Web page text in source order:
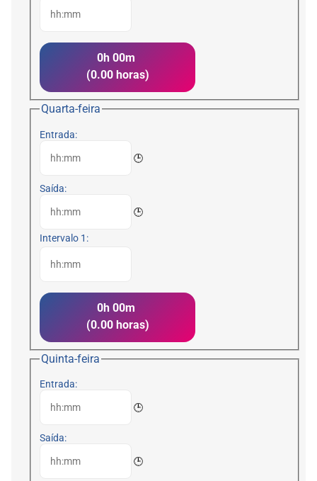
0h 00m
(0.00 horas)
Quarta-feira
Entrada:
🕒
Saída:
🕒
Intervalo 1:
0h 00m
(0.00 horas)
Quinta-feira
Entrada:
🕒
Saída:
🕒